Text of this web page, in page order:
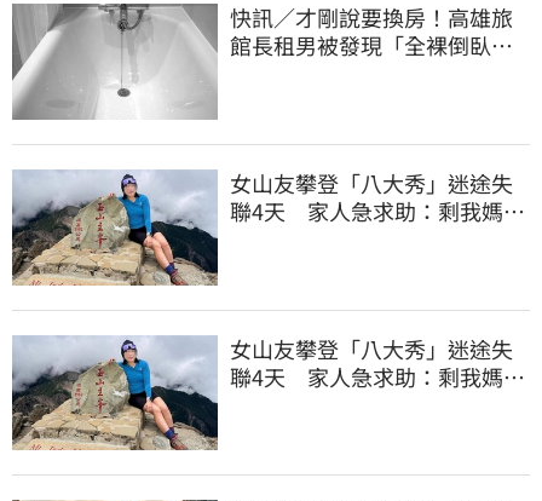
快訊／才剛說要換房！高雄旅
館長租男被發現「全裸倒臥浴
女山友攀登「八大秀」迷途失
聯4天 家人急求助：剩我媽還
女山友攀登「八大秀」迷途失
聯4天 家人急求助：剩我媽還